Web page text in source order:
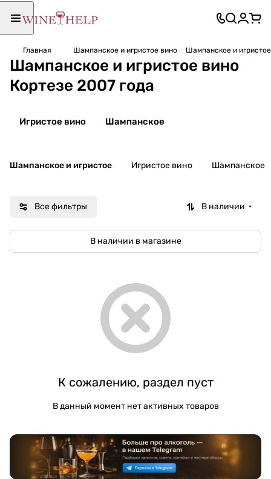
Главная Шампанское и игристое вино Шампанское и
Шампанское и игристое вино
Кортезе 2007 года
Игристое вино Шампанское
Шампанское и игристое Игристое вино Шампанское
Все фильтры В наличии
В наличии в магазине
К сожалению, раздел пуст
В данный момент нет активных товаров